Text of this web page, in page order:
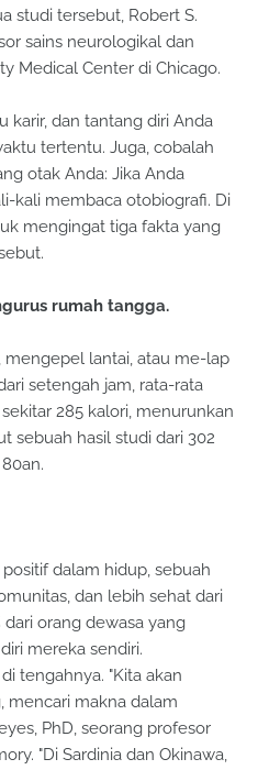
studi tersebut, Robert S.
sains neurologikal dan
Medical Center di Chicago.
karir, dan tantang diri Anda
tertentu. Juga, cobalah
otak Anda: Jika Anda
kali membaca otobiografi. Di
mengingat tiga fakta yang
rumah tangga.
lantai, atau me-lap
setengah jam, rata-rata
285 kalori, menurunkan
sebuah hasil studi dari 302
dalam hidup, sebuah
dan lebih sehat dari
dari orang dewasa yang
mereka sendiri.
tengahnya. "Kita akan
mencari makna dalam
PhD, seorang profesor
"Di Sardinia dan Okinawa,